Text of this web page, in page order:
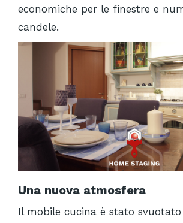
economiche per le finestre e
candele.
Una nuova atmosfera
Il mobile cucina è stato